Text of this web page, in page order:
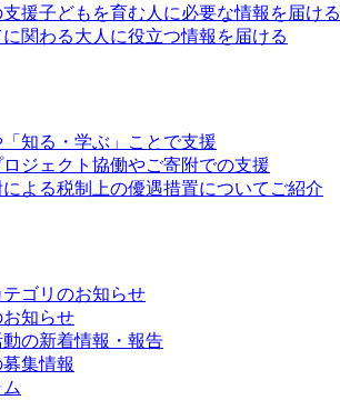
援子どもを育む人に必要な情報を届ける
関わる大人に役立つ情報を届ける
「知る・学ぶ」ことで支援
ロジェクト協働やご寄附での支援
よる税制上の優遇措置についてご紹介
ゴリのお知らせ
知らせ
の新着情報・報告
集情報